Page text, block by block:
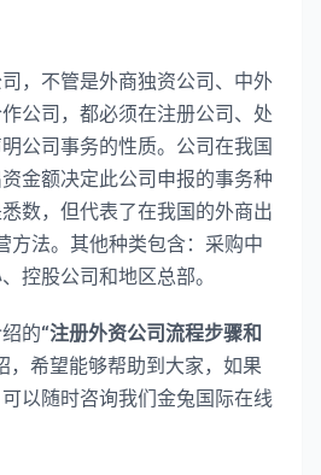
不管是外商独资公司、中外
公司，都必须在注册公司、处
公司事务的性质。公司在我国
金额决定此公司申报的事务种
数，但代表了在我国的外商出
方法。其他种类包含：采购中
控股公司和地区总部。
的“注册外资公司流程步骤和
，希望能够帮助到大家，如果
以随时咨询我们金兔国际在线